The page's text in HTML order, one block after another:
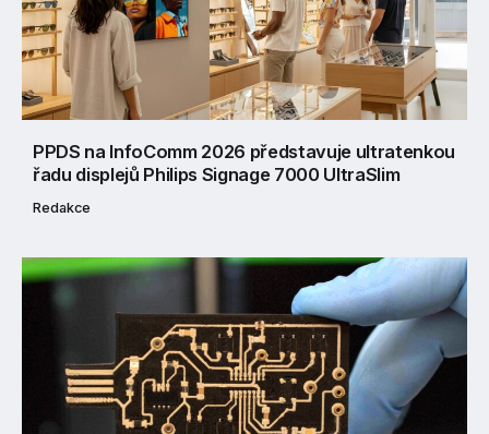
PPDS na InfoComm 2026 představuje ultratenkou
řadu displejů Philips Signage 7000 UltraSlim
Redakce